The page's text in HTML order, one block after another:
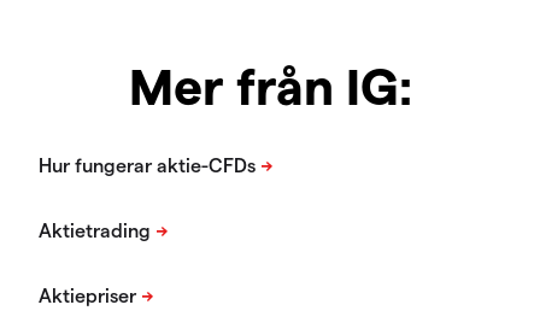
Mer från IG: